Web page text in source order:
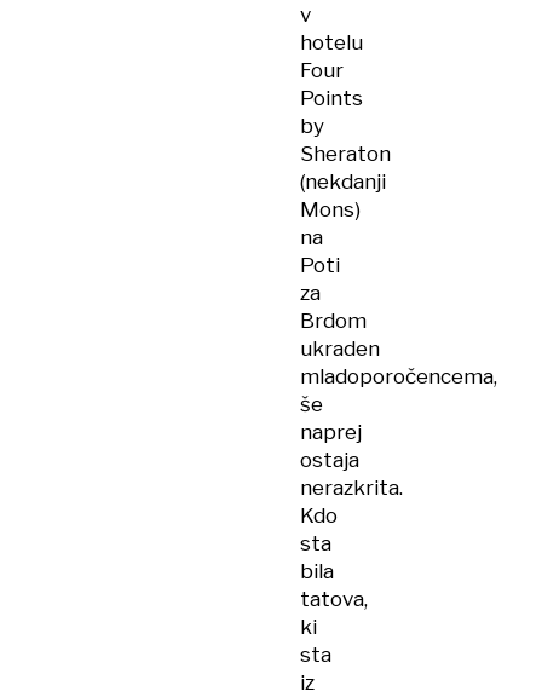
v
hotelu
Four
Points
by
Sheraton
(nekdanji
Mons)
na
Poti
za
Brdom
ukraden
mladoporočencema,
še
naprej
ostaja
nerazkrita.
Kdo
sta
bila
tatova,
ki
sta
iz